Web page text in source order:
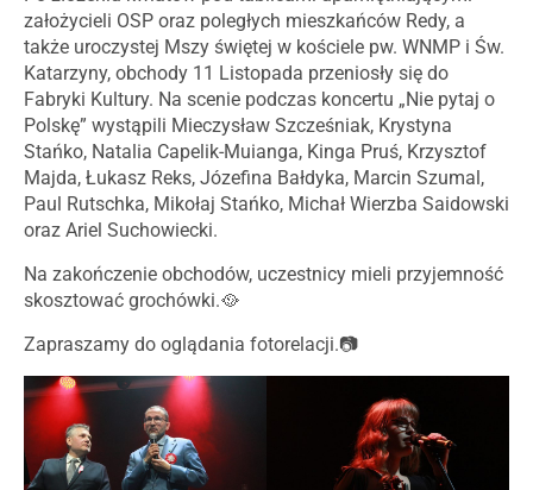
założycieli OSP oraz poległych mieszkańców Redy, a
także uroczystej Mszy świętej w kościele pw. WNMP i Św.
Katarzyny, obchody 11 Listopada przeniosły się do
Fabryki Kultury. Na scenie podczas koncertu „Nie pytaj o
Polskę” wystąpili Mieczysław Szcześniak, Krystyna
Stańko, Natalia Capelik-Muianga, Kinga Pruś, Krzysztof
Majda, Łukasz Reks, Józefina Bałdyka, Marcin Szumal,
Paul Rutschka, Mikołaj Stańko, Michał Wierzba Saidowski
oraz Ariel Suchowiecki.
Na zakończenie obchodów, uczestnicy mieli przyjemność
skosztować grochówki.🥘
Zapraszamy do oglądania fotorelacji.📷